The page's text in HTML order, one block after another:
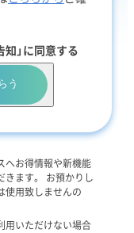
知」に同意する
う
へお得情報や新機能
きます。 お預かりし
使用致しませんの
用いただけない場合